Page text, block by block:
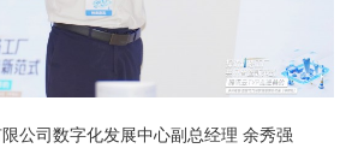
公司数字化发展中心副总经理 余秀强